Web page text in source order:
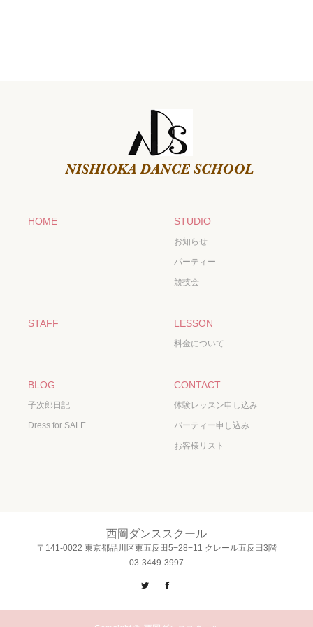
HOME STUDIO
お知らせ
パーティー
競技会
STAFF LESSON
料金について
BLOG
子次郎日記
Dress for SALE
CONTACT
体験レッスン申し込み
パーティー申し込み
お客様リスト
西岡ダンススクール
〒141-0022 東京都品川区東五反田5−28−11 クレール五反田3階
03-3449-3997
Twitter